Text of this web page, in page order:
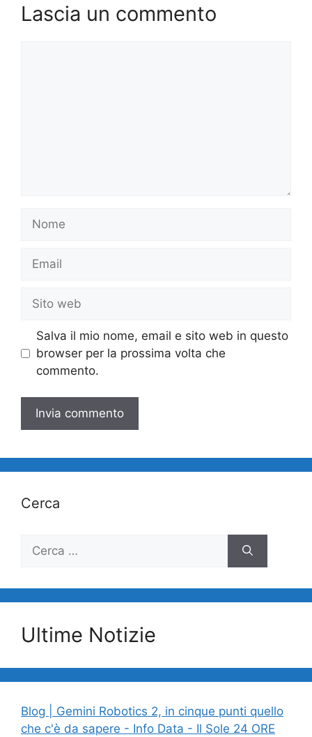
Lascia un commento
web
Salva il mio nome, email e sito web in questo
browser per la prossima volta che
commento.
Cerca
Ricerca
Ultime Notizie
Blog | Gemini Robotics 2, in cinque punti quello
che c'è da sapere - Info Data - Il Sole 24 ORE